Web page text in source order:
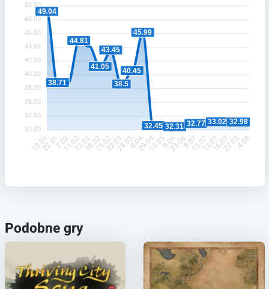
50.00
48.00
46.00
44.00
42.00
40.00
38.00
36.00
34.00
32.00
49.04
38.71
44.81
41.05
43.45
38.5
40.45
45.99
32.45 32.31 32.77 33.02 32.98
13.01.22.01.2.02.11.02.12.02.18.02.25.02.22.03.29.03.8.04.29.04.10.05.9.06.23.06.8.07.12.07.13.07.16.07.22.07.4.08.
Podobne gry